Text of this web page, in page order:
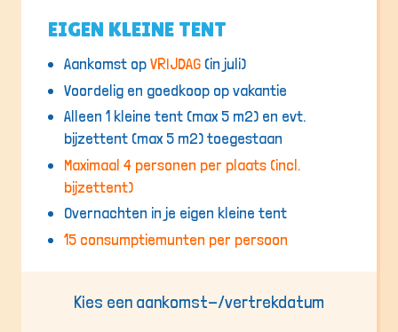
EIGEN KLEINE TENT
Aankomst opVRIJDAG (in juli)
Voordelig en goedkoop op vakantie
Alleen 1 kleine tent (max 5 m2) en evt.
bijzettent (max 5 m2) toegestaan
Maximaal 4 personen per plaats (incl.
bijzettent)
Overnachten in je eigen kleine tent
15 consumptiemunten per persoon
Kies een aankomst-/vertrekdatum